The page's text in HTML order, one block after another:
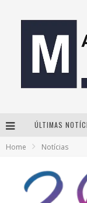
ÚLTIMAS
Home Notícias